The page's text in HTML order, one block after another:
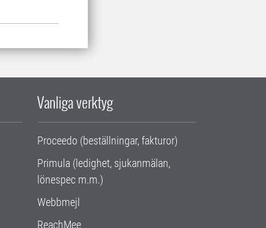
Vanliga verktyg
Proceedo (beställningar, fakturor)
Primula (ledighet, sjukanmälan,
lönespec m.m.)
Webbmejl
ReachMee